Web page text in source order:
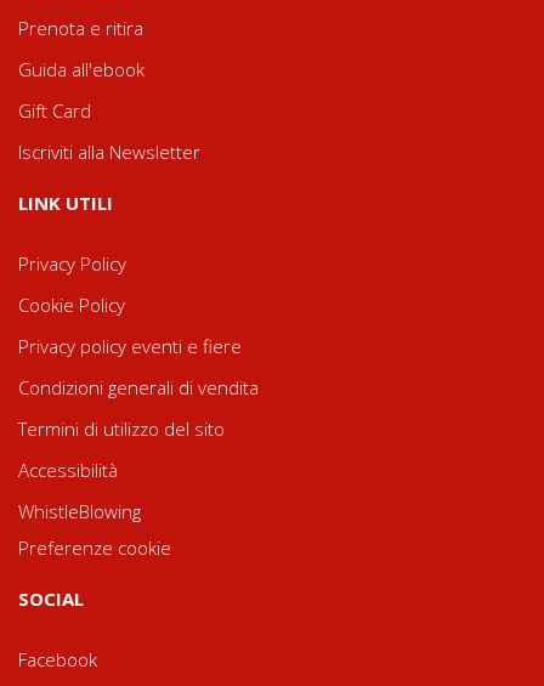
Prenota e ritira
Guida all'ebook
Gift Card
Iscriviti alla Newsletter
LINK UTILI
Privacy Policy
Cookie Policy
Privacy policy eventi e fiere
Condizioni generali di vendita
Termini di utilizzo del sito
Accessibilità
WhistleBlowing
Preferenze cookie
SOCIAL
Facebook